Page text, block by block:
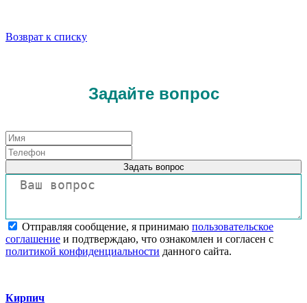
Возврат к списку
Задайте вопрос
Задать вопрос
Отправляя сообщение, я принимаю пользовательское
соглашение и подтверждаю, что ознакомлен и согласен с
политикой конфиденциальности данного сайта.
Кирпич